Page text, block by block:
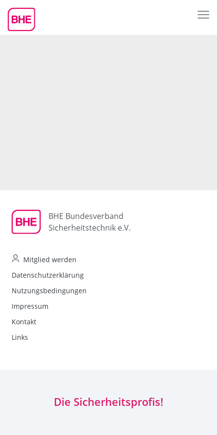
BHE Bundesverband
Sicherheitstechnik e.V.
Mitglied werden
Datenschutzerklärung
Nutzungsbedingungen
Impressum
Kontakt
Links
Die Sicherheitsprofis!